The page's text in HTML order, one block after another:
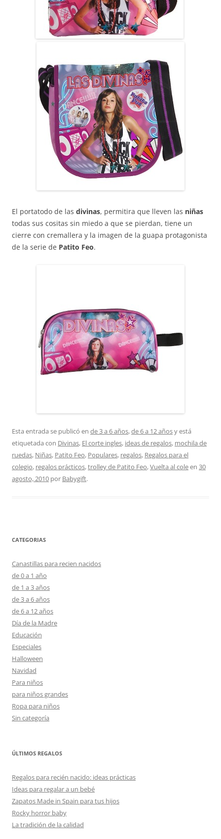
El portatodo de las divinas, permitira que lleven las niñas
todas sus cositas sin miedo a que se pierdan, tiene un
cierre con cremallera y la imagen de la guapa protagonista
de la serie de Patito Feo.
Esta entrada se publicó en de 3 a 6 años,de 6 a 12 añosy está
etiquetada con Divinas, El corte ingles, ideas de regalos, mochila de
ruedas, Niñas, Patito Feo, Populares, regalos, Regalos para el
colegio, regalos prácticos,trolley de Patito Feo,Vuelta al coleen 30
agosto, 2010 por Babygift.
CATEGORIAS
Canastillas para recien nacidos
de 0 a 1 año
de 1 a 3 años
de 3 a 6 años
de 6 a 12 años
Día de la Madre
Educación
Especiales
Halloween
Navidad
Para niños
para niños grandes
Ropa para niños
Sin categoría
ÚLTIMOS REGALOS
Regalos para recién nacido: ideas prácticas
Ideas para regalar a un bebé
Zapatos Made in Spain para tus hijos
Rocky horror baby
La tradición de la calidad